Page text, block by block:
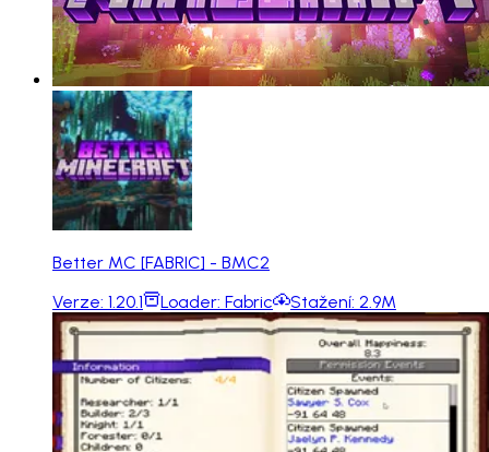
Better MC [FABRIC] - BMC2
Verze: 1.20.1 Loader: Fabric Stažení: 2.9M